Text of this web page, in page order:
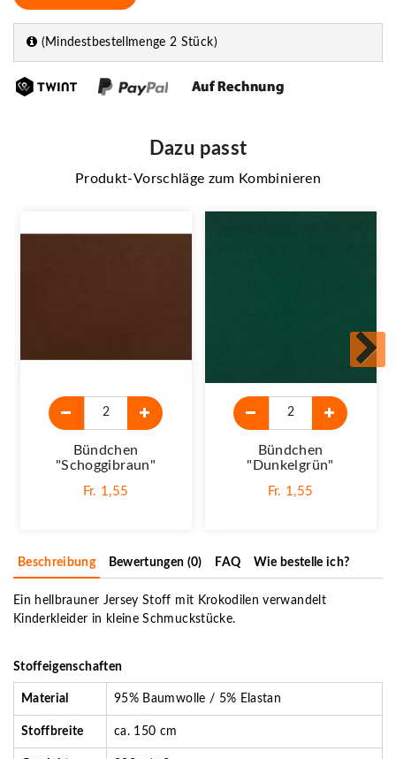
(Mindestbestellmenge 2 Stück)
Dazu passt
Produkt-Vorschläge zum Kombinieren
Bündchen
"schoggibraun"
Fr. 1,55
Bündchen
"dunkelgrün"
Fr. 1,55
Beschreibung Bewertungen (0) FAQ Wie bestelle ich?
Ein hellbrauner Jersey Stoff mit Krokodilen verwandelt
Kinderkleider in kleine Schmuckstücke.
Stoffeigenschaften
Material 95% Baumwolle / 5% Elastan
Stoffbreite ca. 150 cm